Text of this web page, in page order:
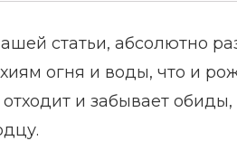
статьи, абсолютно
огня и воды, что и
и забывает обиды,